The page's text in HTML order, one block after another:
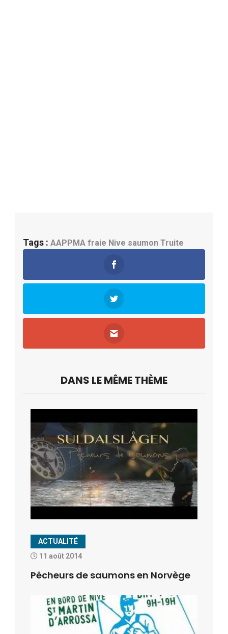
Tags : AAPPMA fraie Nive saumon Truite
DANS LE MÊME THÈME
ACTUALITÉ
11 août 2014
Pêcheurs de saumons en Norvège